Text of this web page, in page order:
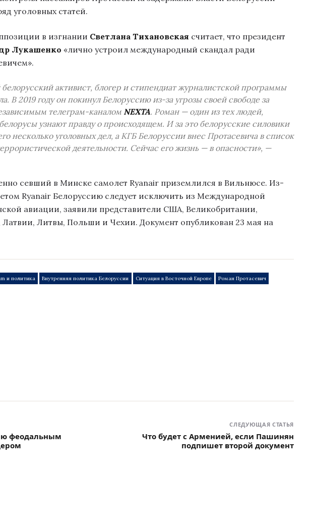
уголовных статей.
в изгнании Светлана Тихановская считает, что президент
Лукашенко «лично устроил международный скандал ради
активист, блогер и стипендиат журналистской программы
В 2019 году он покинул Белоруссию из-за угрозы своей свободе за
телеграм-каналом NEXTA. Роман — один из тех людей,
узнают правду о происходящем. И за это белорусские силовики
несколько уголовных дел, а КГБ Белоруссии внес Протасевича в список
деятельности. Сейчас его жизнь — в опасности», —
севший в Минске самолет Ryanair приземлился в Вильнюсе. Из-
Ryanair Белоруссию следует исключить из Международной
авиации, заявили представители США, Великобритании,
Литвы, Польши и Чехии. Документ опубликован 23 мая на
и политика Внутренняя политика Белоруссии Ситуация в Восточной Европе Роман Протасевич
феодальным
СЛЕДУЮЩАЯ СТАТЬЯ
Что будет с Арменией, если Пашинян
подпишет второй документ